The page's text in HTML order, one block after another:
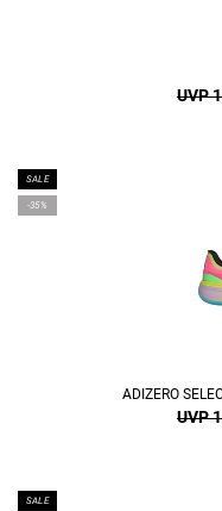
UVP
SALE
-35%
ADIZERO
UVP
SALE